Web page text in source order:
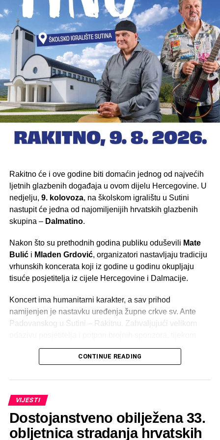
Rakitno će i ove godine biti domaćin jednog od najvećih
ljetnih glazbenih događaja u ovom dijelu Hercegovine. U
nedjelju, 9. kolovoza, na školskom igralištu u Sutini
nastupit će jedna od najomiljenijih hrvatskih glazbenih
skupina – Dalmatino.
Nakon što su prethodnih godina publiku oduševili Mate
Bulići Mladen Grdović, organizatori nastavljaju tradiciju
vrhunskih koncerata koji iz godine u godinu okupljaju
tisuće posjetitelja iz cijele Hercegovine i Dalmacije.
Koncert ima humanitarni karakter, a sav prihod
namijenjen je nastavku uređenja župne crkve sv. Ante
Padovanskog u Sutini – Rakitnu. Zahvaljujući velikom
prve dvije godine ove vrijedne inicijative prikupljeno je
100.000 KM, čime je značajno pomognuta
među najuspješnijim i najposjećenijim ljetnim događajima
u općini Posušje, a organizatori vjeruju kako će koncert
Dalmatina ove godine dodatno podići ljestvicu.
CONTINUE READING
VIJESTI
Dostojanstveno obilježena 33.
obljetnica stradanja hrvatskih